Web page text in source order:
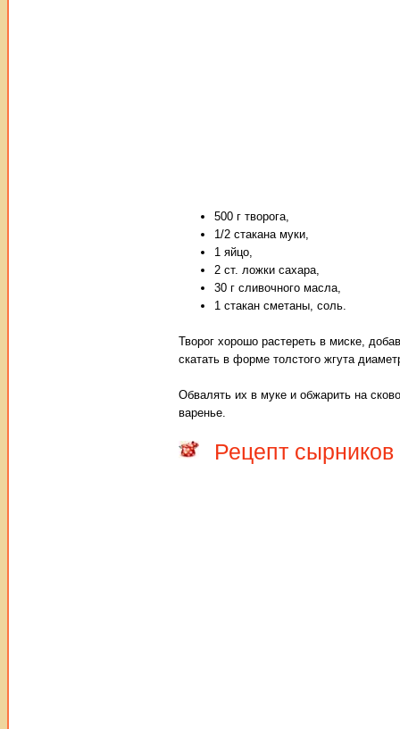
500 г творога,
1/2 стакана муки,
1 яйцо,
2 ст. ложки сахара,
30 г сливочного масла,
1 стакан сметаны, соль.
Творог хорошо растереть в миске,
скатать в форме толстого жгута
Обвалять их в муке и обжарить на
варенье.
Рецепт